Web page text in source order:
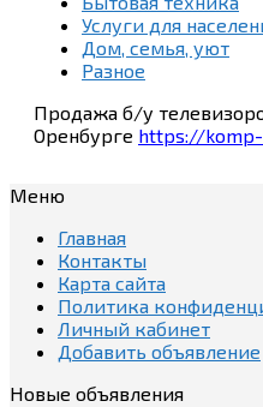
Услуги для
Дом, семья, уют
Разное
Продажа б/у
Оренбурге https://
Меню
Главная
Контакты
Карта сайта
Политика
Личный кабинет
Добавить объявление
Новые объявления